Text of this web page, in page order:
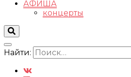
АФИША
концерты
Найти: